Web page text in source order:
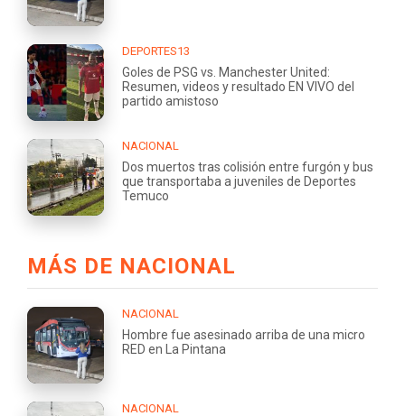
DEPORTES13
Goles de PSG vs. Manchester United:
Resumen, videos y resultado EN VIVO del
partido amistoso
NACIONAL
Dos muertos tras colisión entre furgón y bus
que transportaba a juveniles de Deportes
Temuco
MÁS DE NACIONAL
NACIONAL
Hombre fue asesinado arriba de una micro
RED en La Pintana
NACIONAL